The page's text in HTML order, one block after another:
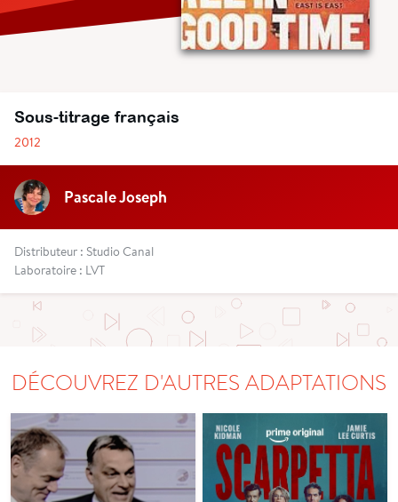
Sous-titrage français
2012
Pascale Joseph
Distributeur : Studio Canal
Laboratoire : LVT
DÉCOUVREZ D'AUTRES ADAPTATIONS